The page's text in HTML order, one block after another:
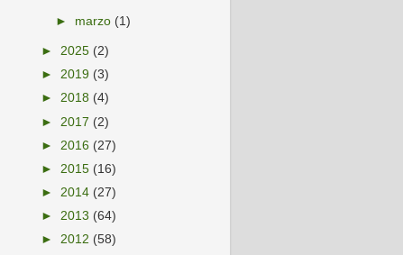
► marzo (1)
► 2025 (2)
► 2019 (3)
► 2018 (4)
► 2017 (2)
► 2016 (27)
► 2015 (16)
► 2014 (27)
► 2013 (64)
► 2012 (58)